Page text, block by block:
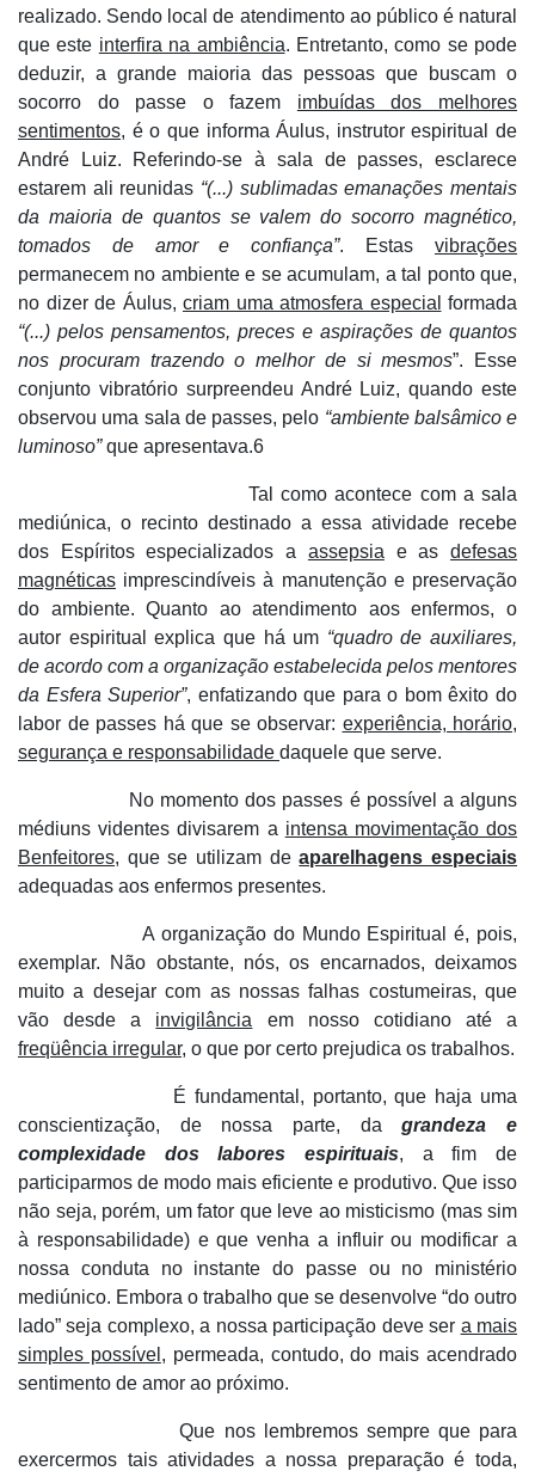
realizado. Sendo local de atendimento ao público é natural
que este interfira na ambiência. Entretanto, como se pode
deduzir, a grande maioria das pessoas que buscam o
socorro do passe o fazem imbuídas dos melhores
sentimentos, é o que informa Áulus, instrutor espiritual de
André Luiz. Referindo-se à sala de passes, esclarece
estarem ali reunidas “(...) sublimadas emanações mentais
da maioria de quantos se valem do socorro magnético,
tomados de amor e confiança”. Estasvibrações
permanecem no ambiente e se acumulam, a tal ponto que,
no dizer de Áulus, criam uma atmosfera especial formada
“(...) pelos pensamentos, preces e aspirações de quantos
nos procuram trazendo o melhor de si mesmos”. Esse
conjunto vibratório surpreendeu André Luiz, quando este
observou uma sala de passes, pelo “ambiente balsâmico e
luminoso”que apresentava.6
Tal como acontece com a sala
mediúnica, o recinto destinado a essa atividade recebe
dos Espíritos especializados a assepsia e asdefesas
magnéticas imprescindíveis à manutenção e preservação
do ambiente. Quanto ao atendimento aos enfermos, o
autor espiritual explica que há um “quadro de auxiliares,
de acordo com a organização estabelecida pelos mentores
da Esfera Superior”, enfatizando que para o bom êxito do
labor de passes há que se observar: experiência, horário,
segurança e responsabilidade daquele que serve.
No momento dos passes é possível a alguns
médiuns videntes divisarem a intensa movimentação dos
Benfeitores, que se utilizam deaparelhagens especiais
adequadas aos enfermos presentes.
A organização do Mundo Espiritual é, pois,
exemplar. Não obstante, nós, os encarnados, deixamos
muito a desejar com as nossas falhas costumeiras, que
vão desde a invigilância em nosso cotidiano até a
freqüência irregular, o que por certo prejudica os trabalhos.
É fundamental, portanto, que haja uma
conscientização, de nossa parte, dagrandeza e
complexidade dos labores espirituais, a fim de
participarmos de modo mais eficiente e produtivo. Que isso
não seja, porém, um fator que leve ao misticismo (mas sim
à responsabilidade) e que venha a influir ou modificar a
nossa conduta no instante do passe ou no ministério
mediúnico. Embora o trabalho que se desenvolve “do outro
lado” seja complexo, a nossa participação deve ser a mais
simples possível , permeada, contudo, do mais acendrado
sentimento de amor ao próximo.
Que nos lembremos sempre que para
exercermos tais atividades a nossa preparação é toda,